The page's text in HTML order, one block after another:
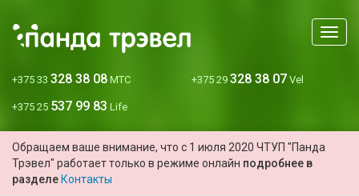
Меню
+375 33 328 38 08 МТС +375 29 328 38 07 Vel
+375 25 537 99 83 Life
Обращаем ваше внимание, что с 1 июля 2020 ЧТУП "Панда
Трэвел" работает только в режиме онлайн подробнее в
разделе Контакты